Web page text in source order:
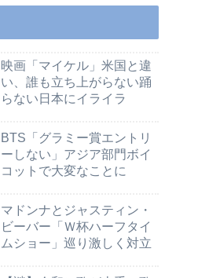
映画「マイケル」米国と違
い、誰も立ち上がらない踊
らない日本にイライラ
BTS「グラミー賞エントリ
ーしない」アジア部門ボイ
コットで大変なことに
マドンナとジャスティン・
ビーバー「Ｗ杯ハーフタイ
ムショー」巡り激しく対立